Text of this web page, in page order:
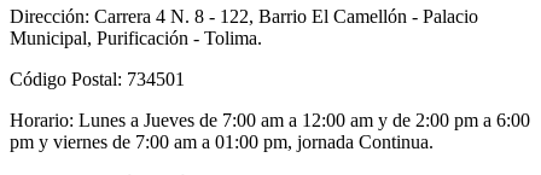
Dirección: Carrera 4 N. 8 - 122, Barrio El Camellón - Palacio
Municipal, Purificación - Tolima.
Código Postal: 734501
Horario: Lunes a Jueves de 7:00 am a 12:00 am y de 2:00 pm a 6:00
pm y viernes de 7:00 am a 01:00 pm, jornada Continua.